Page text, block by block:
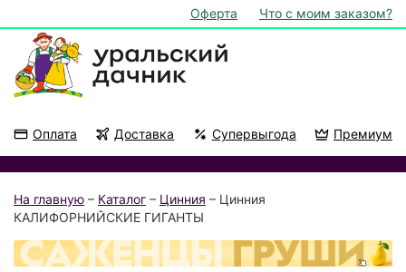
Оферта Что с моим заказом?
Оплата Доставка Супервыгода Премиум
На главную – Каталог – Цинния – Цинния
КАЛИФОРНИЙСКИЕ ГИГАНТЫ